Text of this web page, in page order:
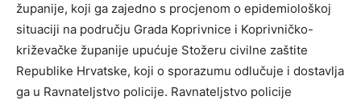
županije, koji ga zajedno s procjenom o epidemiološkoj
situaciji na području Grada Koprivnice i Koprivničko-
križevačke županije upućuje Stožeru civilne zaštite
Republike Hrvatske, koji o sporazumu odlučuje i dostavlja
ga u Ravnateljstvo policije. Ravnateljstvo policije